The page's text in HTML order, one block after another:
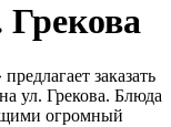
заказать
ул. Грекова. Блюда
огромный